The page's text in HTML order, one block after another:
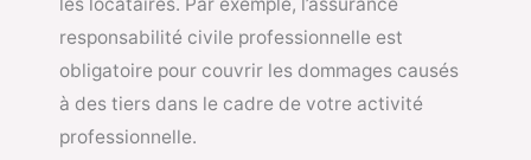
responsabilité civile professionnelle est
obligatoire pour couvrir les dommages causés
à des tiers dans le cadre de votre activité
professionnelle.